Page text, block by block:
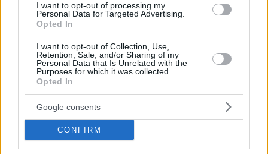
I want to opt-out of processing my
Personal Data for Targeted Advertising.
Opted In
I want to opt-out of Collection, Use,
Retention, Sale, and/or Sharing of my
Personal Data that Is Unrelated with the
Purposes for which it was collected.
Opted In
Google consents
CONFIRM